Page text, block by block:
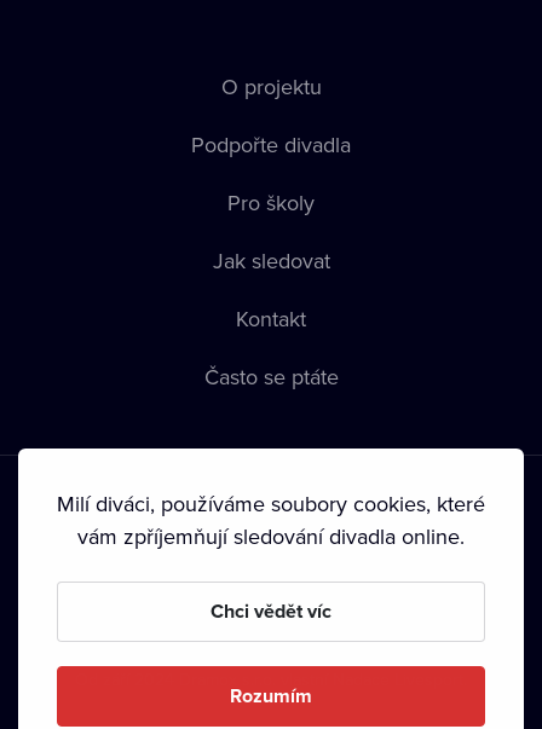
O projektu
Podpořte divadla
Pro školy
Jak sledovat
Kontakt
Často se ptáte
Podmínky používání • Ochrana soukromí • Zásady používání
• Autorská práva•
Milí diváci, používáme soubory cookies, které
vám zpříjemňují sledování divadla online.
Chci vědět víc
Rozumím